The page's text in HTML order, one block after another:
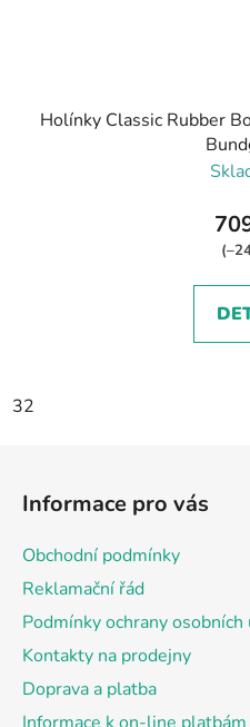
Holínky Classic Rubber
32
Informace pro vás
Obchodní podmínky
Reklamační řád
Podmínky ochrany osobních
Kontakty na prodejny
Doprava a platba